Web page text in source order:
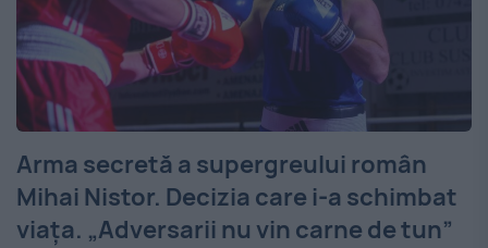
Arma secretă a supergreului român
Mihai Nistor. Decizia care i-a schimbat
viața. „Adversarii nu vin carne de tun”